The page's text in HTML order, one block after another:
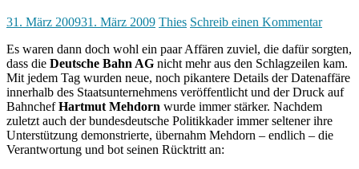
31. März 200931. März 2009 Thies Schreib einen Kommentar
Es waren dann doch wohl ein paar Affären zuviel, die dafür sorgten,
dass die Deutsche Bahn AG nicht mehr aus den Schlagzeilen kam.
Mit jedem Tag wurden neue, noch pikantere Details der Datenaffäre
innerhalb des Staatsunternehmens veröffentlicht und der Druck auf
BahnchefHartmut Mehdorn wurde immer stärker. Nachdem
zuletzt auch der bundesdeutsche Politikkader immer seltener ihre
Unterstützung demonstrierte, übernahm Mehdorn – endlich – die
Verantwortung und bot seinen Rücktritt an: